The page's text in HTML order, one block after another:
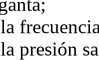
presión